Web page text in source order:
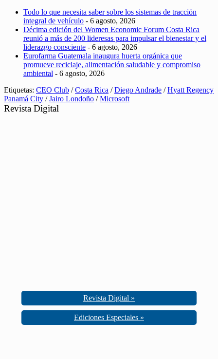
Todo lo que necesita saber sobre los sistemas de tracción
integral de vehículo - 6 agosto, 2026
Décima edición del Women Economic Forum Costa Rica
reunió a más de 200 lideresas para impulsar el bienestar y el
liderazgo consciente - 6 agosto, 2026
Eurofarma Guatemala inaugura huerta orgánica que
promueve reciclaje, alimentación saludable y compromiso
ambiental - 6 agosto, 2026
Etiquetas: CEO Club /Costa Rica /Diego Andrade /Hyatt Regency
Panamá City /Jairo Londoño /Microsoft
Revista Digital
Revista Digital »
Ediciones Especiales »